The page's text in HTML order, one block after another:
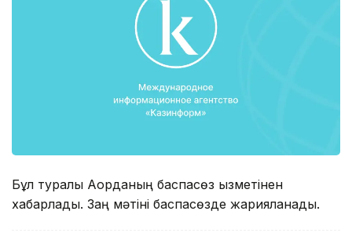
Бұл туралы Ақорданың баспасөз қызметінен
хабарлады. Заң мәтіні баспасөзде жарияланады.